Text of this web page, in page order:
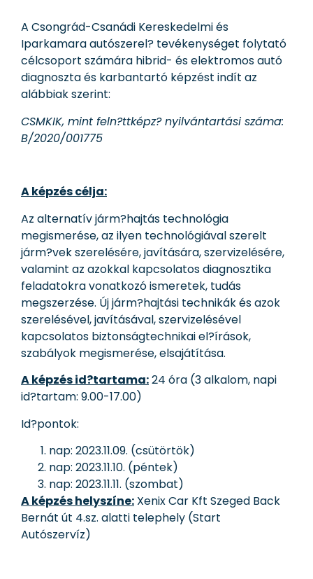
A Csongrád-Csanádi Kereskedelmi és
Iparkamara autószerel? tevékenységet folytató
célcsoport számára hibrid- és elektromos autó
diagnoszta és karbantartó képzést indít az
alábbiak szerint:
CSMKIK, mint feln?ttképz? nyilvántartási száma:
B/2020/001775
A képzés célja:
Az alternatív járm?hajtás technológia
megismerése, az ilyen technológiával szerelt
járm?vek szerelésére, javítására, szervizelésére,
valamint az azokkal kapcsolatos diagnosztika
feladatokra vonatkozó ismeretek, tudás
megszerzése. Új járm?hajtási technikák és azok
szerelésével, javításával, szervizelésével
kapcsolatos biztonságtechnikai el?írások,
szabályok megismerése, elsajátítása.
A képzés id?tartama:24 óra (3 alkalom, napi
id?tartam: 9.00-17.00)
Id?pontok:
nap: 2023.11.09. (csütörtök)
nap: 2023.11.10. (péntek)
nap: 2023.11.11. (szombat)
A képzés helyszíne: Xenix Car Kft Szeged Back
Bernát út 4.sz. alatti telephely (Start
Autószervíz)